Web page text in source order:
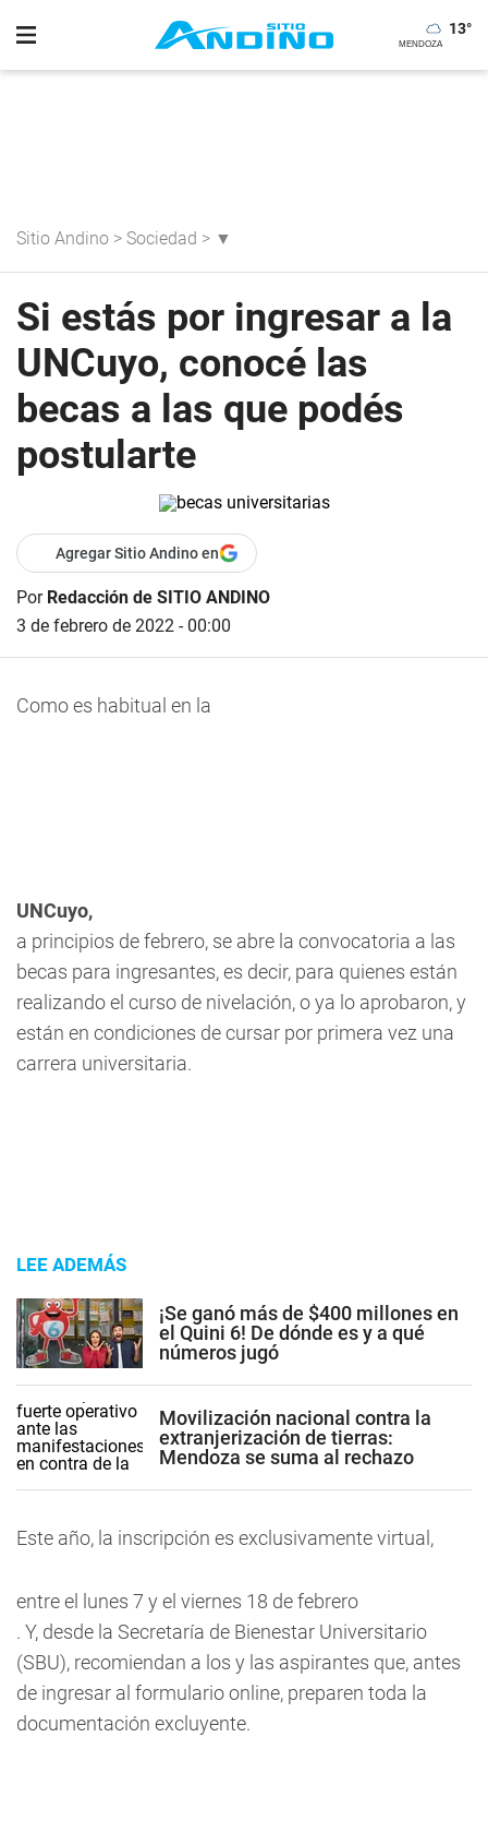
13°
Sitio Andino > Sociedad > ▼
Si estás por ingresar a la
UNCuyo, conocé las
becas a las que podés
postularte
Agregar Sitio Andino en
Por Redacción de SITIO ANDINO
3 de febrero de 2022 - 00:00
Como es habitual en la
UNCuyo,
a principios de febrero, se abre la convocatoria a las
becas para ingresantes, es decir, para quienes están
realizando el curso de nivelación, o ya lo aprobaron, y
están en condiciones de cursar por primera vez una
carrera universitaria.
LEE ADEMÁS
¡Se ganó más de $400 millones en
el Quini 6! De dónde es y a qué
números jugó
Movilización nacional contra la
extranjerización de tierras:
Mendoza se suma al rechazo
Este año, la inscripción es exclusivamente virtual,
entre el lunes 7 y el viernes 18 de febrero
. Y, desde la Secretaría de Bienestar Universitario
(SBU), recomiendan a los y las aspirantes que, antes
de ingresar al formulario online, preparen toda la
documentación excluyente.